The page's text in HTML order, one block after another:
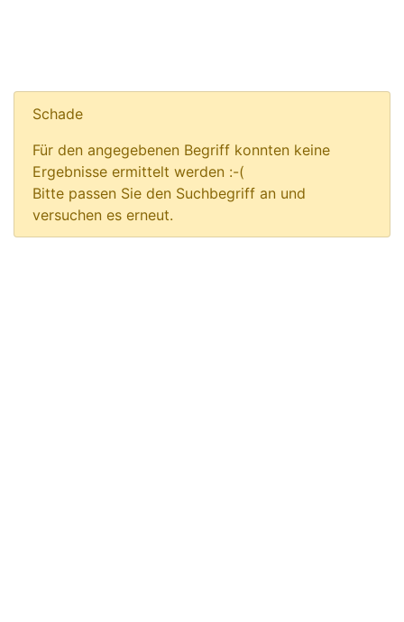
Schade
Für den angegebenen Begriff konnten keine
Ergebnisse ermittelt werden :-(
Bitte passen Sie den Suchbegriff an und
versuchen es erneut.